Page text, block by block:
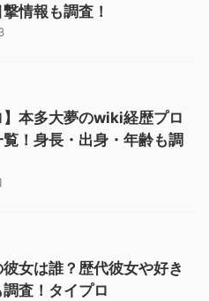
情報も調査！
】本多大夢のwiki経歴プロ
！身長・出身・年齢も調
女は誰？歴代彼女や好き
査！タイプロ